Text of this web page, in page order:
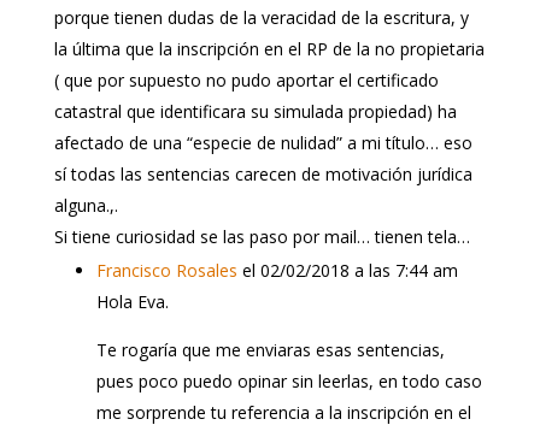
porque tienen dudas de la veracidad de la escritura, y
la última que la inscripción en el RP de la no propietaria
( que por supuesto no pudo aportar el certificado
catastral que identificara su simulada propiedad) ha
afectado de una “especie de nulidad” a mi título… eso
sí todas las sentencias carecen de motivación jurídica
alguna.,.
Si tiene curiosidad se las paso por mail… tienen tela…
Francisco Rosales el 02/02/2018 a las 7:44 am
Hola Eva.
Te rogaría que me enviaras esas sentencias,
pues poco puedo opinar sin leerlas, en todo caso
me sorprende tu referencia a la inscripción en el